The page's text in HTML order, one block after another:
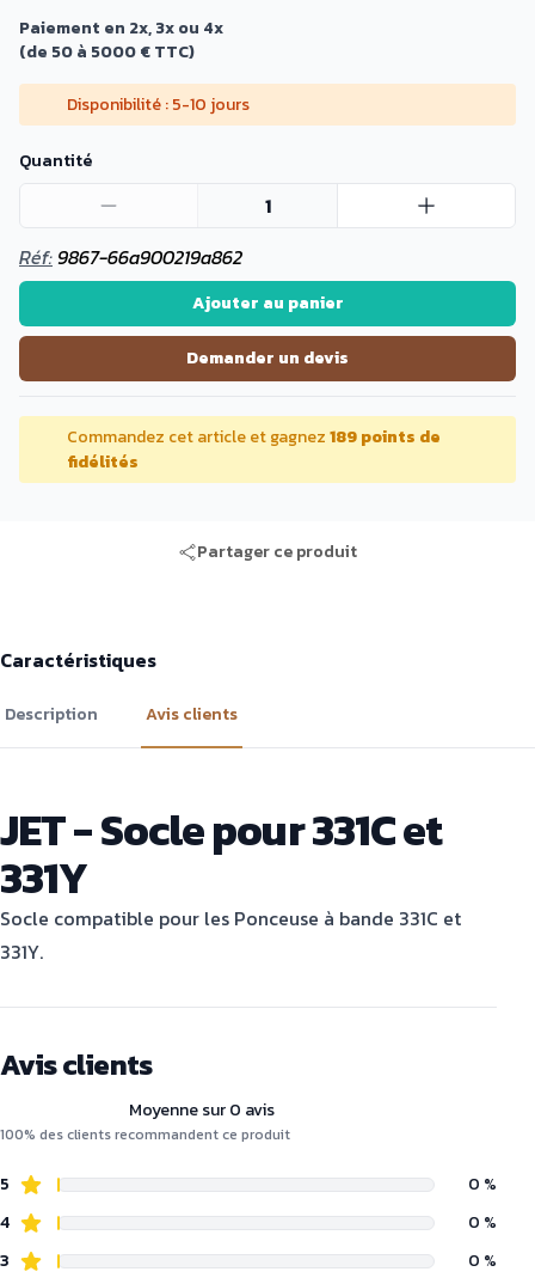
Paiement en 2x, 3x ou 4x
(de 50 à 5000 € TTC)
Disponibilité : 5-10 jours
Quantité
1
Réf:9867-66a900219a862
Ajouter au panier
Demander un devis
Commandez cet article et gagnez189 points de
fidélités
Partager ce produit
Caractéristiques
Description Avis clients
JET - Socle pour 331C et
331Y
Socle compatible pour les Ponceuse à bande 331C et
331Y.
Avis clients
Moyenne sur 0 avis
100% des clients recommandent ce produit
5
0 %
4
0 %
3
0 %